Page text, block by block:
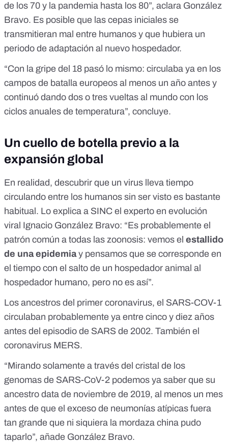
de los 70 y la pandemia hasta los 80”, aclara González
Bravo. Es posible que las cepas iniciales se
transmitieran mal entre humanos y que hubiera un
periodo de adaptación al nuevo hospedador.
“Con la gripe del 18 pasó lo mismo: circulaba ya en los
campos de batalla europeos al menos un año antes y
continuó dando dos o tres vueltas al mundo con los
ciclos anuales de temperatura”, concluye.
Un cuello de botella previo a la
expansión global
En realidad, descubrir que un virus lleva tiempo
circulando entre los humanos sin ser visto es bastante
habitual. Lo explica a SINC el experto en evolución
viral Ignacio González Bravo: “Es probablemente el
patrón común a todas las zoonosis: vemos el estallido
de una epidemiay pensamos que se corresponde en
el tiempo con el salto de un hospedador animal al
hospedador humano, pero no es así”.
Los ancestros del primer coronavirus, el SARS-COV-1
circulaban probablemente ya entre cinco y diez años
antes del episodio de SARS de 2002. También el
coronavirus MERS.
“Mirando solamente a través del cristal de los
genomas de SARS-CoV-2 podemos ya saber que su
ancestro data de noviembre de 2019, al menos un mes
antes de que el exceso de neumonías atípicas fuera
tan grande que ni siquiera la mordaza china pudo
taparlo”, añade González Bravo.